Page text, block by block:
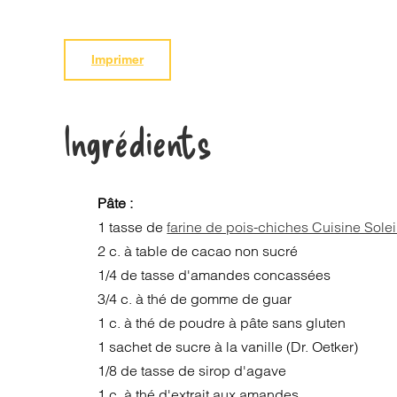
Imprimer
Ingrédients
Pâte :
1 tasse defarine de pois-chiches Cuisine
2 c. à table de cacao non sucré
1/4 de tasse d'amandes concassées
3/4 c. à thé de gomme de guar
1 c. à thé de poudre à pâte sans gluten
1 sachet de sucre à la vanille (Dr. Oetker)
1/8 de tasse de sirop d'agave